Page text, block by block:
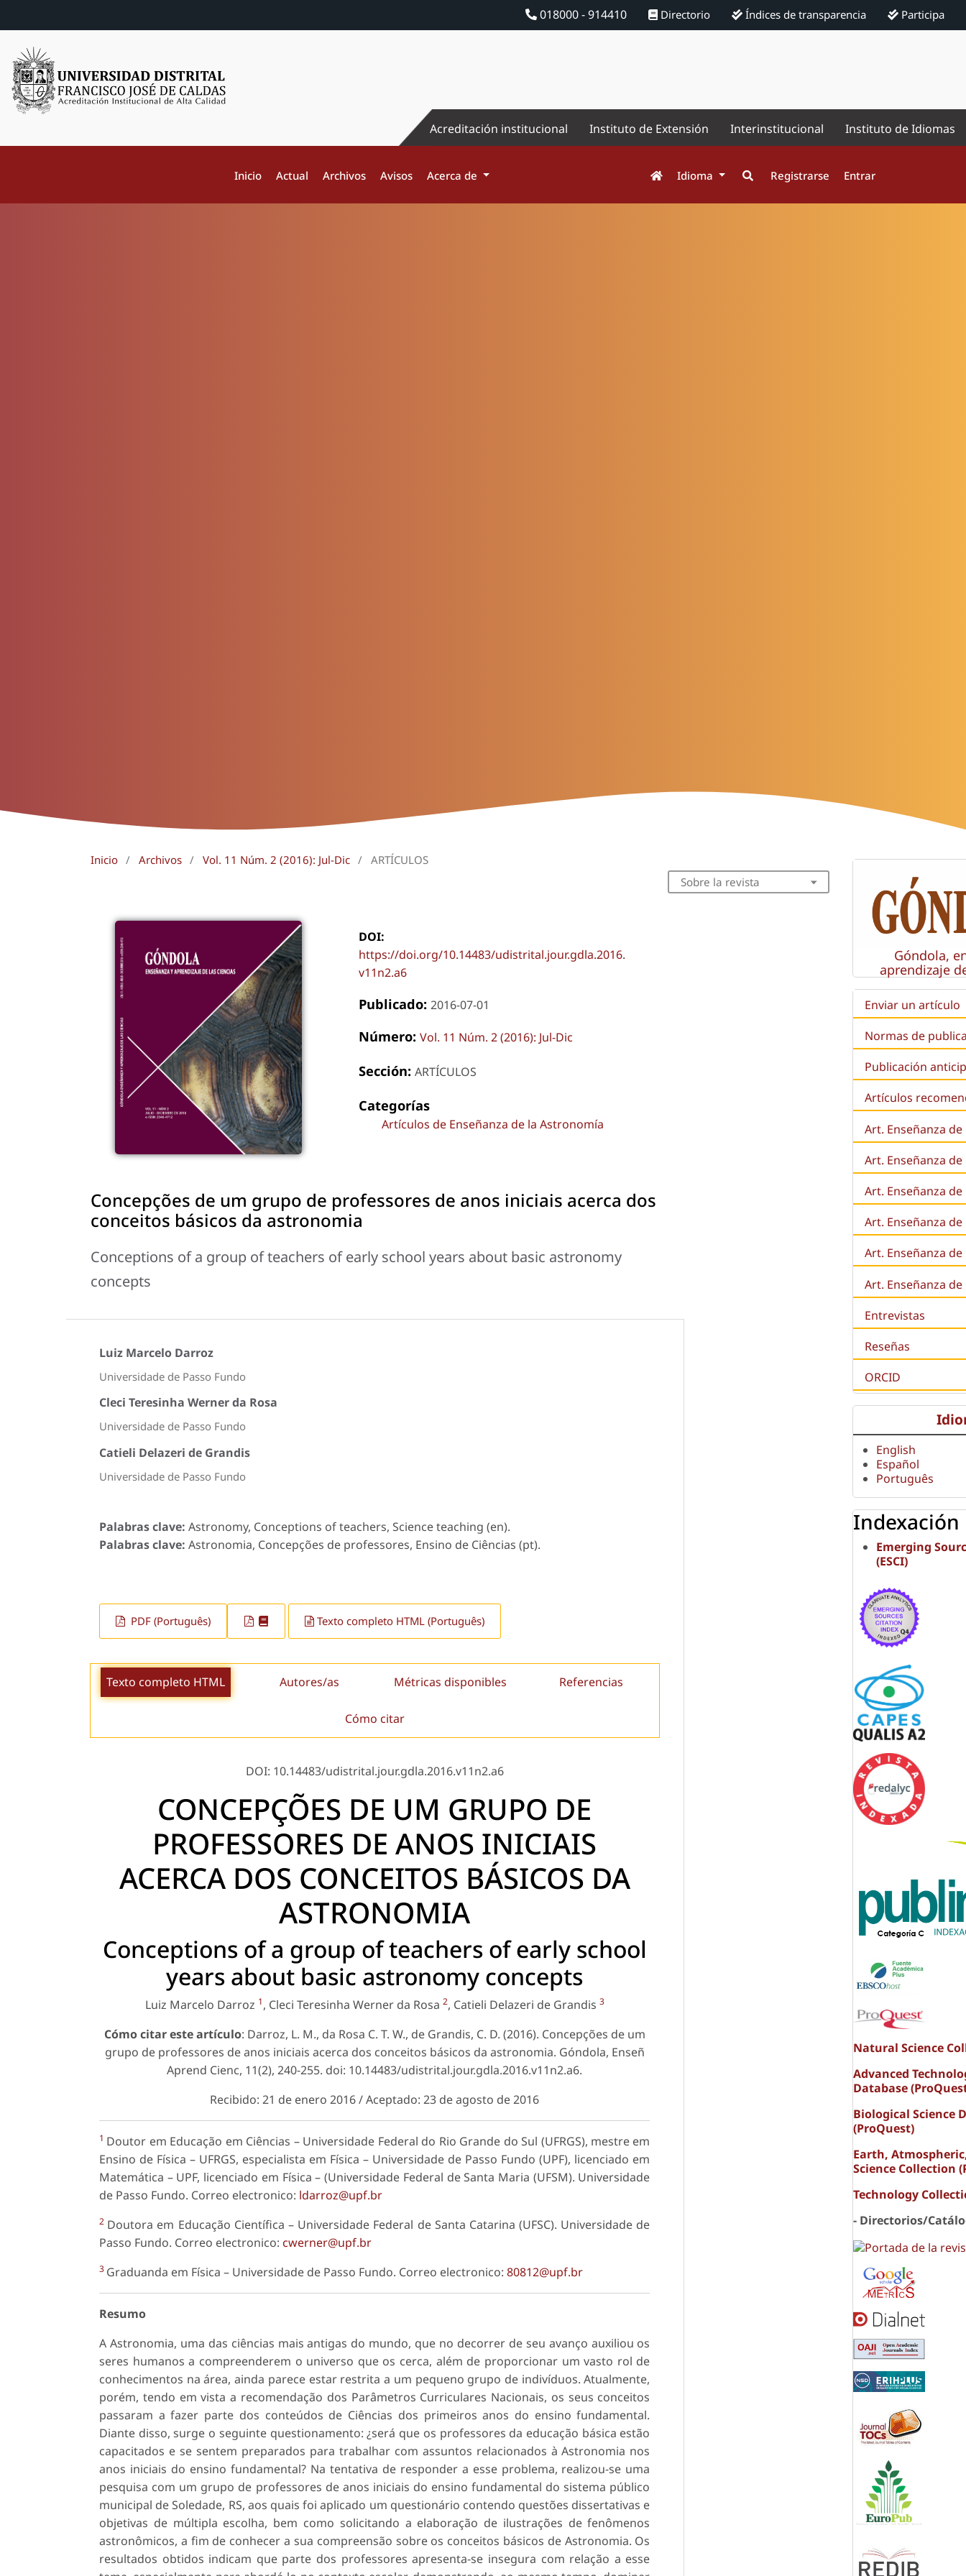
018000 - 914410 Directorio Índices de transparencia Participa
Acreditación institucional Instituto de Extensión Interinstitucional Instituto de Idiomas
Inicio Actual Archivos Avisos Acerca de Idioma Registrarse Entrar
Inicio / Archivos / Vol. 11 Núm. 2 (2016): Jul-Dic / ARTÍCULOS
DOI:
https://doi.org/10.14483/udistrital.jour.gdla.2016.
v11n2.a6
Publicado: 2016-07-01
Número: Vol. 11 Núm. 2 (2016): Jul-Dic
Sección: ARTÍCULOS
Categorías
Artículos de Enseñanza de la Astronomía
Concepções de um grupo de professores de anos iniciais acerca dos
conceitos básicos da astronomia
Conceptions of a group of teachers of early school years about basic astronomy
concepts
Luiz Marcelo Darroz
Universidade de Passo Fundo
Cleci Teresinha Werner da Rosa
Universidade de Passo Fundo
Catieli Delazeri de Grandis
Universidade de Passo Fundo
Palabras clave: Astronomy, Conceptions of teachers, Science teaching (en).
Palabras clave: Astronomia, Concepções de professores, Ensino de Ciências (pt).
PDF (Português) Texto completo HTML (Português)
Texto completo HTML Autores/as Métricas disponibles Referencias
Cómo citar
DOI: 10.14483/udistrital.jour.gdla.2016.v11n2.a6
CONCEPÇÕES DE UM GRUPO DE
PROFESSORES DE ANOS INICIAIS
ACERCA DOS CONCEITOS BÁSICOS DA
ASTRONOMIA
Conceptions of a group of teachers of early school
years about basic astronomy concepts
Luiz Marcelo Darroz 1, Cleci Teresinha Werner da Rosa 2, Catieli Delazeri de Grandis 3
Cómo citar este artículo: Darroz, L. M., da Rosa C. T. W., de Grandis, C. D. (2016). Concepções de um
grupo de professores de anos iniciais acerca dos conceitos básicos da astronomia. Góndola, Enseñ
Aprend Cienc, 11(2), 240-255. doi: 10.14483/udistrital.jour.gdla.2016.v11n2.a6.
Recibido: 21 de enero 2016 / Aceptado: 23 de agosto de 2016
1 Doutor em Educação em Ciências – Universidade Federal do Rio Grande do Sul (UFRGS), mestre em
Ensino de Física – UFRGS, especialista em Física – Universidade de Passo Fundo (UPF), licenciado em
Matemática – UPF, licenciado em Física – (Universidade Federal de Santa Maria (UFSM). Universidade
de Passo Fundo. Correo electronico: ldarroz@upf.br
2 Doutora em Educação Científica – Universidade Federal de Santa Catarina (UFSC). Universidade de
Passo Fundo. Correo electronico: cwerner@upf.br
3 Graduanda em Física – Universidade de Passo Fundo. Correo electronico: 80812@upf.br
Resumo
A Astronomia, uma das ciências mais antigas do mundo, que no decorrer de seu avanço auxiliou os
seres humanos a compreenderem o universo que os cerca, além de proporcionar um vasto rol de
conhecimentos na área, ainda parece estar restrita a um pequeno grupo de indivíduos. Atualmente,
porém, tendo em vista a recomendação dos Parâmetros Curriculares Nacionais, os seus conceitos
passaram a fazer parte dos conteúdos de Ciências dos primeiros anos do ensino fundamental.
Diante disso, surge o seguinte questionamento: ¿será que os professores da educação básica estão
capacitados e se sentem preparados para trabalhar com assuntos relacionados à Astronomia nos
anos iniciais do ensino fundamental? Na tentativa de responder a esse problema, realizou-se uma
pesquisa com um grupo de professores de anos iniciais do ensino fundamental do sistema público
municipal de Soledade, RS, aos quais foi aplicado um questionário contendo questões dissertativas e
objetivas de múltipla escolha, bem como solicitando a elaboração de ilustrações de fenômenos
astronômicos, a fim de conhecer a sua compreensão sobre os conceitos básicos de Astronomia. Os
resultados obtidos indicam que parte dos professores apresenta-se insegura com relação a esse
Sobre la revista
Góndola,
aprendizaje
Enviar un artículo
Normas de
Publicación
Artículos
Art. Enseñanza
Art. Enseñanza
Art. Enseñanza de
Art. Enseñanza de
Art. Enseñanza
Art. Enseñanza
Entrevistas
Reseñas
ORCID
English
Español
Português
Indexación
Emerging
(ESCI)
Natural Science
Advanced
Database
Biological Science
(ProQuest)
Earth,
Science Collection
Technology
- Directorios/